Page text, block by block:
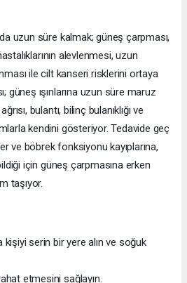
uzun süre kalmak; güneş çarpması,
alevlenmesi, uzun
ile cilt kanseri risklerini ortaya
güneş ışınlarına uzun süre maruz
bulantı, bilinç bulanıklığı ve
kendini gösteriyor. Tedavide geç
ve böbrek fonksiyonu kayıplarına,
için güneş çarpmasına erken
taşıyor.
kişiyi serin bir yere alın ve soğuk
etmesini sağlayın.